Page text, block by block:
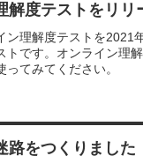
度テストをリリ
ン理解度テストを2021
トです。オンライン理
てみてください。
路をつくりました